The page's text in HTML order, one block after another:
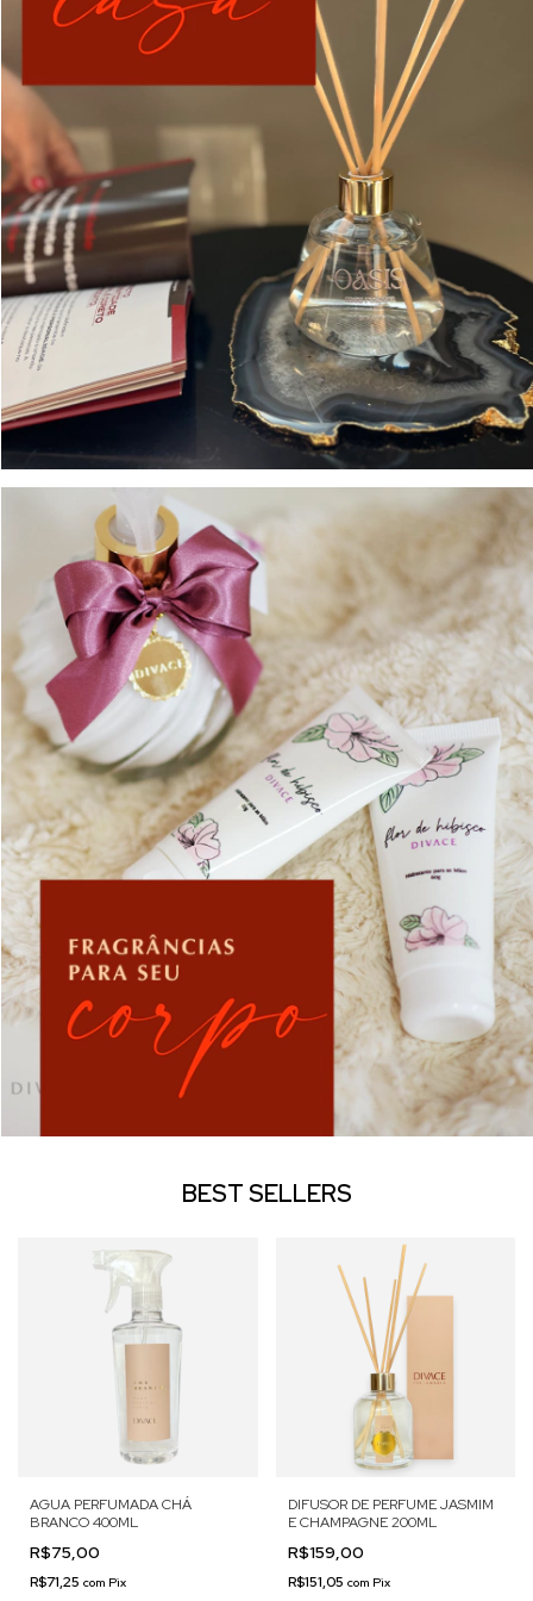
BEST SELLERS
AGUA PERFUMADA CHÁ
BRANCO 400ML
R$75,00
R$71,25 com Pix
DIFUSOR DE PERFUME JASMIM
E CHAMPAGNE 200ML
R$159,00
R$151,05 com Pix